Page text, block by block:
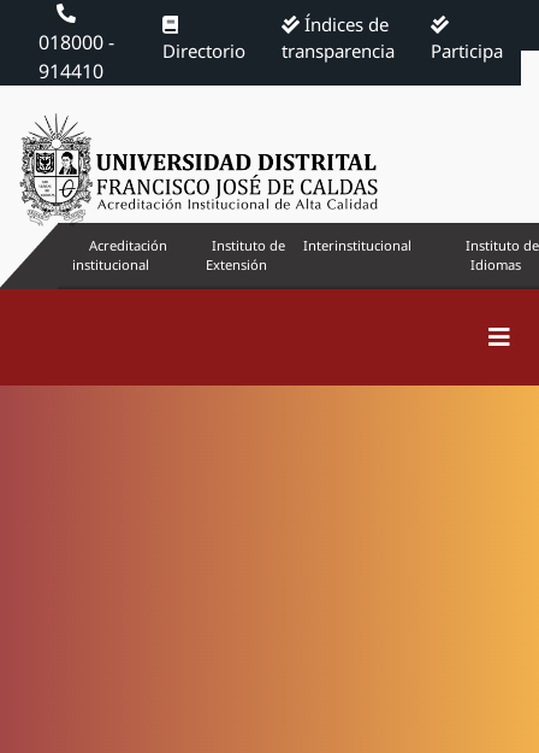
018000 -
914410
Directorio
Índices de
transparencia
Participa
Acreditación
institucional
Instituto de
Extensión
Interinstitucional
Instituto de
Idiomas